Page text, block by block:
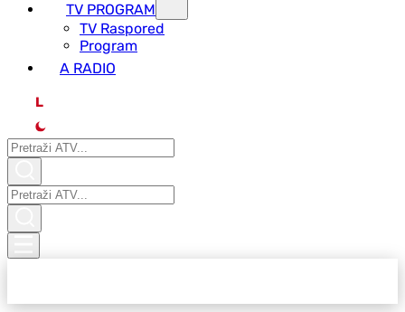
TV PROGRAM
ТV Raspored
Program
A RADIO
L